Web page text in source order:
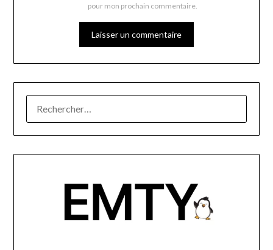
pour mon prochain commentaire.